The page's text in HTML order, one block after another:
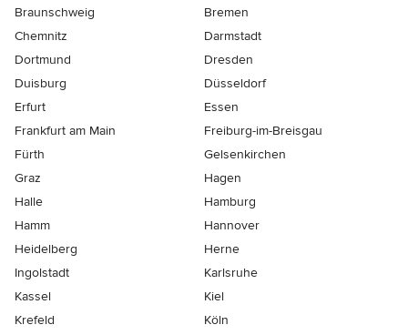
Braunschweig
Bremen
Chemnitz
Darmstadt
Dortmund
Dresden
Duisburg
Düsseldorf
Erfurt
Essen
Frankfurt am Main
Freiburg-im-Breisgau
Fürth
Gelsenkirchen
Graz
Hagen
Halle
Hamburg
Hamm
Hannover
Heidelberg
Herne
Ingolstadt
Karlsruhe
Kassel
Kiel
Krefeld
Köln